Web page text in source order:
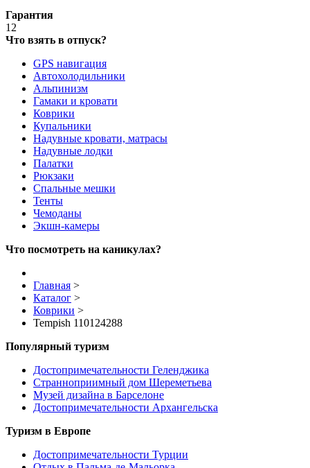
Гарантия
12
Что взять в отпуск?
GPS навигация
Автохолодильники
Альпинизм
Гамаки и кровати
Коврики
Купальники
Надувные кровати, матрасы
Надувные лодки
Палатки
Рюкзаки
Спальные мешки
Тенты
Чемоданы
Экшн-камеры
Что посмотреть на каникулах?
Главная >
Каталог >
Коврики >
Tempish 110124288
Популярный туризм
Достопримечательности Геленджика
Странноприимный дом Шереметьева
Музей дизайна в Барселоне
Достопримечательности Архангельска
Туризм в Европе
Достопримечательности Турции